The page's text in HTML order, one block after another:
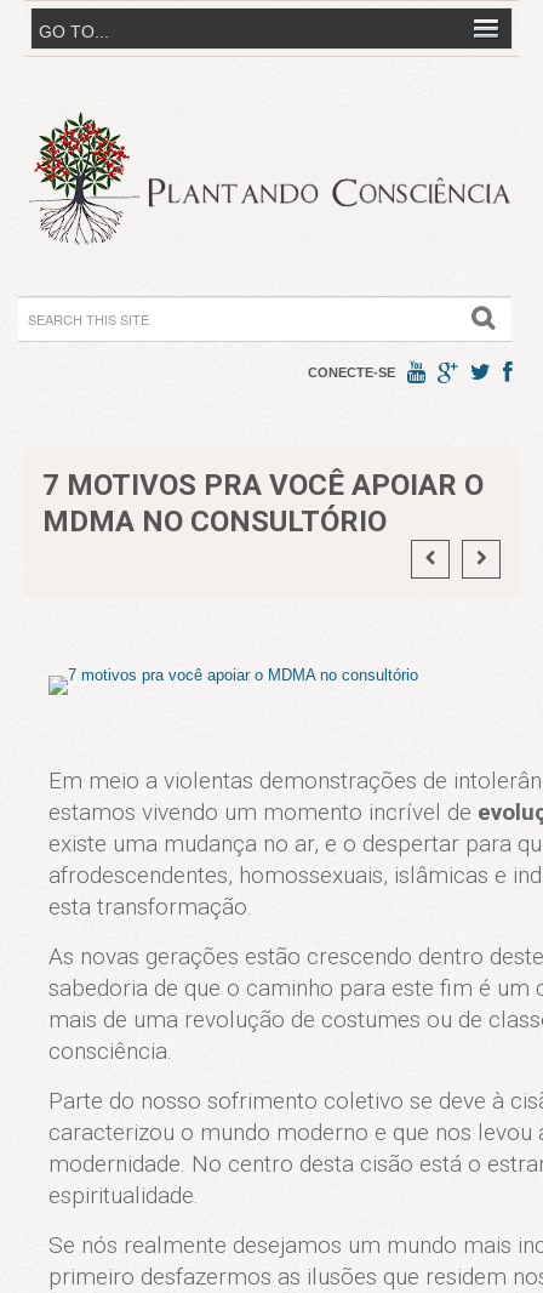
CONECTE-SE
7 MOTIVOS PRA VOCÊ APOIAR O
MDMA NO CONSULTÓRIO
Em meio a violentas demonstrações de
estamos vivendo um momento incrível de
existe uma mudança no ar, e o despertar para
afrodescendentes, homossexuais, islâmicas e
esta transformação.
As novas gerações estão crescendo dentro
sabedoria de que o caminho para este fim é
mais de uma revolução de costumes ou de
consciência.
Parte do nosso sofrimento coletivo se deve à
caracterizou o mundo moderno e que nos levou
modernidade. No centro desta cisão está o
espiritualidade.
Se nós realmente desejamos um mundo mais
primeiro desfazermos as ilusões que residem